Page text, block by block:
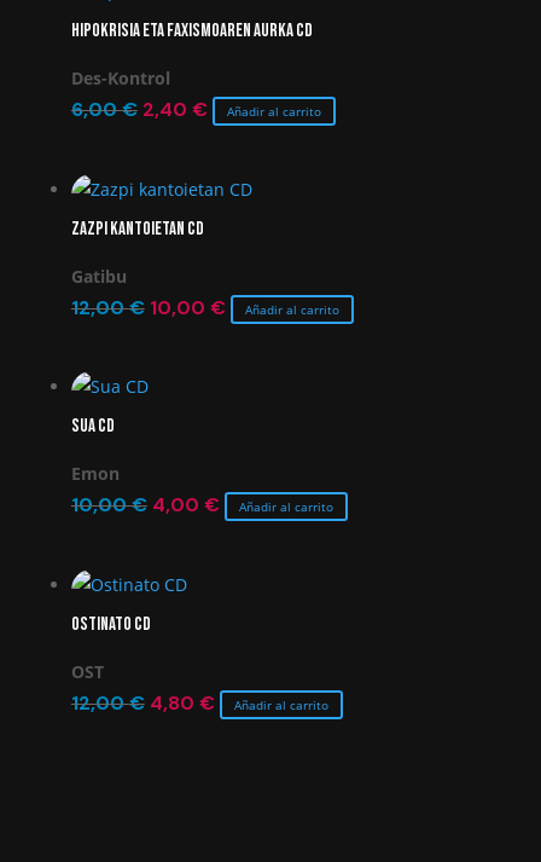
Hipokrisia eta faxismoaren aurka CD
Des-Kontrol
6,00€ El
era:
6,00 €.
2,40 €El
es:
Añadir al carrito
Zazpi kantoietan CD
Gatibu
12,00€ El
10,00 €El Añadir al carrito
Sua CD
Emon
10,00€ El
era:
4,00 €El
Añadir al carrito
Ostinato CD
OST
12,00€ El
4,80 €El Añadir al carrito